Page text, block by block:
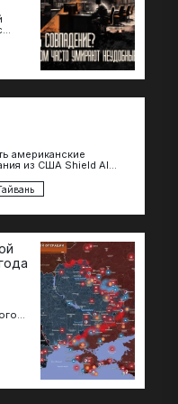
американские
из США Shield AI
мере